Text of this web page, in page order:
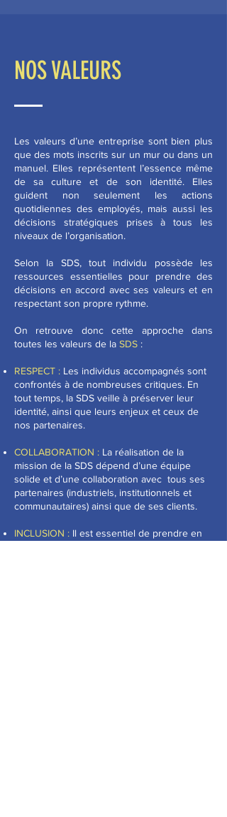
NOS VALEURS
Les valeurs d’une entreprise sont bien plus
que des mots inscrits sur un mur ou dans un
manuel. Elles représentent l’essence même
de sa culture et de son identité. Elles
guident non seulement les actions
quotidiennes des employés, mais aussi les
décisions stratégiques prises à tous les
niveaux de l’organisation.
Selon la SDS, tout individu possède les
ressources essentielles pour prendre des
décisions en accord avec ses valeurs et en
respectant son propre rythme.
On retrouve donc cette approche dans
toutes les valeurs de la SDS :
RESPECT : Les individus accompagnés sont
confrontés à de nombreuses critiques. En
tout temps, la SDS veille à préserver leur
identité, ainsi que leurs enjeux et ceux de
nos partenaires.
COLLABORATION : La réalisation de la
mission de la SDS dépend d’une équipe
solide et d’une collaboration avec tous ses
partenaires (industriels, institutionnels et
communautaires) ainsi que de ses clients.
INCLUSION : Il est essentiel de prendre en